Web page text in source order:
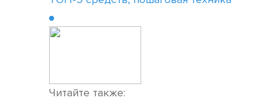
Читайте также: